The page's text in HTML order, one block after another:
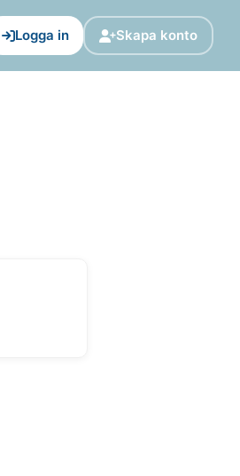
Logga in Skapa konto